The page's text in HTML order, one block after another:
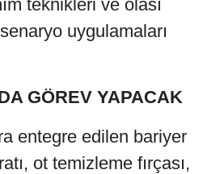
teknikleri ve olası
uygulamaları
GÖREV YAPACAK
entegre edilen bariyer
ot temizleme fırçası,